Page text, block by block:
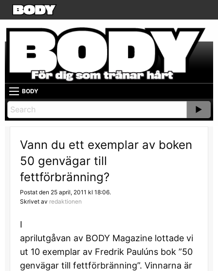
BODY
Vann du ett exemplar av boken
50 genvägar till
fettförbränning?
Postat den 25 april, 2011 kl 18:06.
Skrivet av redaktionen
I
aprilutgåvan av BODY Magazine lottade vi
ut 10 exemplar av Fredrik Paulúns bok ”50
genvägar till fettförbränning”. Vinnarna är